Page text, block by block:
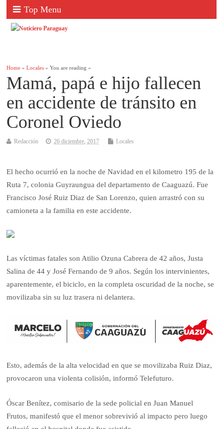
Top Menu
Home »Locales » You are reading »
Mamá, papá e hijo fallecen
en accidente de tránsito en
Coronel Oviedo
Redacción 26 diciembre, 2017 Locales
El hecho ocurrió en la noche de Navidad en el kilometro 195 de la
Ruta 7, colonia Guyraungua del departamento de Caaguazú. Fue
Francisco José Ruiz Diaz de San Lorenzo, quien arrastró con su
camioneta a la familia en este accidente.
Las víctimas fatales son Atilio Ozuna Cabrera de 42 años, Justa
Salina de 44 y José Fernando de 9 años. Según los intervinientes,
aparentemente, el biciclo, en la completa oscuridad de la noche, se
movilizaba sin su luz trasera ni delantera.
Esto, además de la alta velocidad en que se movilizaba Ruiz Diaz,
provocaron una violenta colisión, informó Telefuturo.
Óscar Benítez, comisario de la sede policial en Juan Manuel
Frutos, manifestó que el menor sobrevivió al impacto pero luego